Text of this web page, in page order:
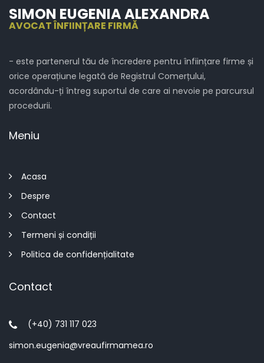
SIMON EUGENIA ALEXANDRA
AVOCAT ÎNFIINȚARE FIRMĂ
- este partenerul tău de încredere pentru înființare firme și
orice operațiune legată de Registrul Comerțului,
acordându-ți întreg suportul de care ai nevoie pe parcursul
procedurii.
Meniu
Acasa
Despre
Contact
Termeni și condiții
Politica de confidențialitate
Contact
(+40) 731 117 023
simon.eugenia@vreaufirmamea.ro